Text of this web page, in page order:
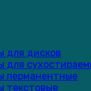
для дисков
для
перманентные
текстовые